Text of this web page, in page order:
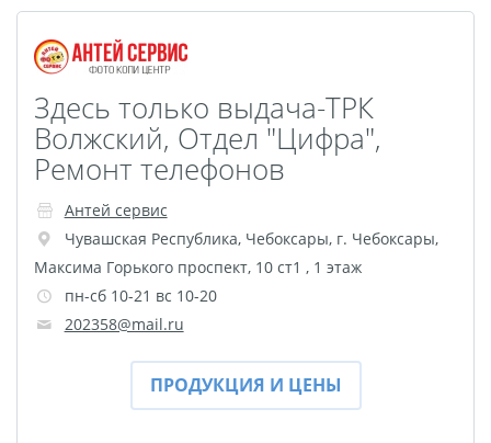
Здесь только выдача-ТРК
Волжский, Отдел "Цифра",
Ремонт телефонов
Антей сервис
Чувашская Республика, Чебоксары, г. Чебоксары,
Максима Горького проспект, 10 ст1 , 1 этаж
пн-сб 10-21 вс 10-20
202358@mail.ru
ПРОДУКЦИЯ И ЦЕНЫ